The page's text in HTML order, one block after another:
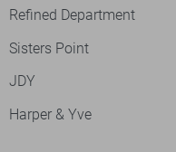
Refined Department
Sisters Point
JDY
Harper & Yve